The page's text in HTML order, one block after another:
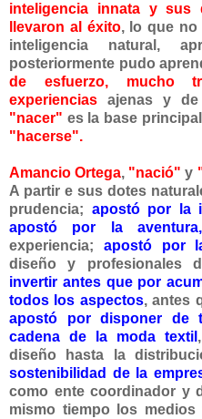
inteligencia innata y sus
llevaron al éxito, lo que no
inteligencia natural,
posteriormente pudo
de esfuerzo, mucho
experiencias ajenas y
"nacer" es la base
"hacerse".
Amancio Ortega, "nació" y
A partir e sus dotes
prudencia; apostó por la
apostó por la aventura,
experiencia; apostó por
diseño y profesionales
invertir antes que por
todos los aspectos, antes
apostó por disponer de
cadena de la moda textil
diseño hasta la
sostenibilidad de la
como ente coordinador y
mismo tiempo los